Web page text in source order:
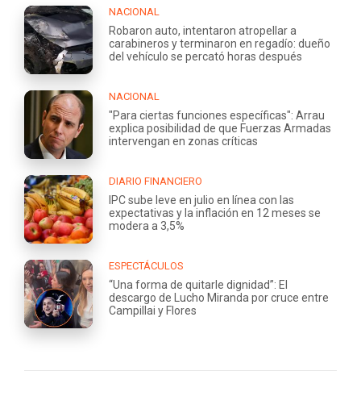
NACIONAL
Robaron auto, intentaron atropellar a
carabineros y terminaron en regadío: dueño
del vehículo se percató horas después
NACIONAL
"Para ciertas funciones específicas": Arrau
explica posibilidad de que Fuerzas Armadas
intervengan en zonas críticas
DIARIO FINANCIERO
IPC sube leve en julio en línea con las
expectativas y la inflación en 12 meses se
modera a 3,5%
ESPECTÁCULOS
“Una forma de quitarle dignidad”: El
descargo de Lucho Miranda por cruce entre
Campillai y Flores